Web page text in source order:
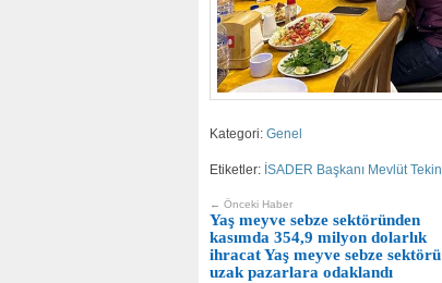
Kategori: Genel
Etiketler: İSADER Başkanı Mevlüt Tekin
← Önceki Haber
Yaş meyve sebze sektöründen
kasımda 354,9 milyon dolarlık
ihracat Yaş meyve sebze sektörü
uzak pazarlara odaklandı